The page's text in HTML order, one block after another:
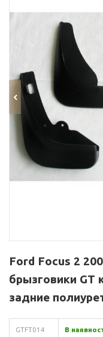
Ford Focus 2
брызговики GT
задние
GTFT014 В